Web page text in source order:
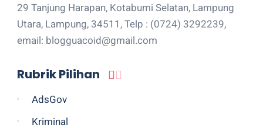
29 Tanjung Harapan, Kotabumi Selatan, Lampung
Utara, Lampung, 34511, Telp : (0724) 3292239,
email: blogguacoid@gmail.com
Rubrik Pilihan
AdsGov
Kriminal